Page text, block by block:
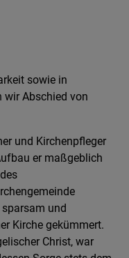
sowie in
wir Abschied von
und Kirchenpfleger
er maßgeblich
und
Kirche gekümmert.
Christ, war